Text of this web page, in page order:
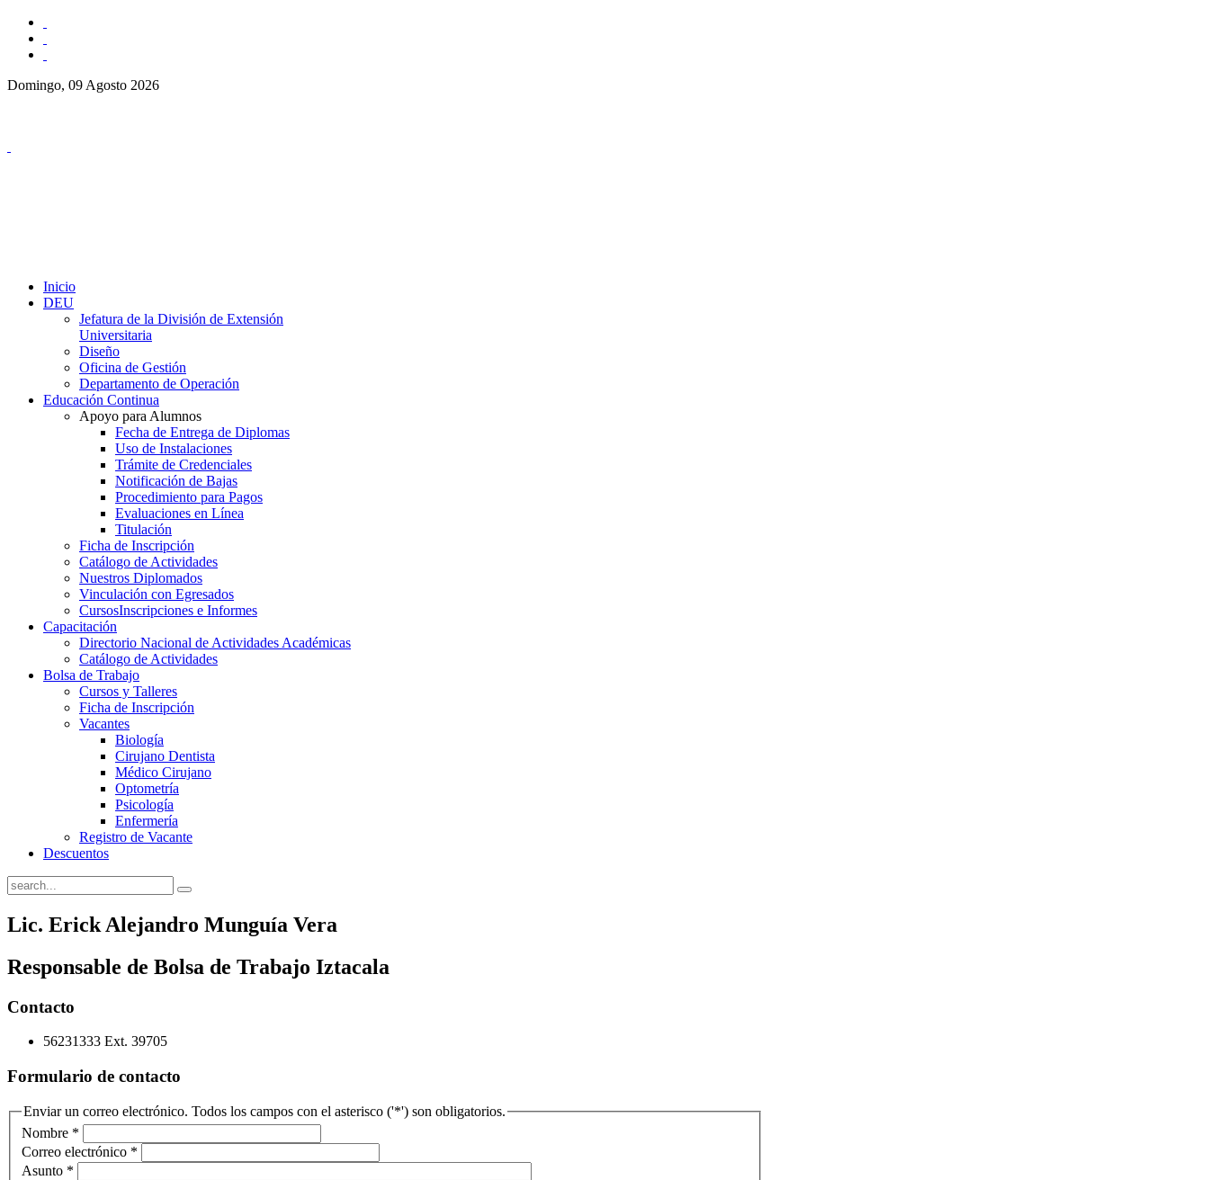
Domingo, 09 Agosto 2026
Inicio
DEU
Jefatura de la División de Extensión
Universitaria
Diseño
Oficina de Gestión
Departamento de Operación
Educación Continua
Apoyo para Alumnos
Fecha de Entrega de Diplomas
Uso de Instalaciones
Trámite de Credenciales
Notificación de Bajas
Procedimiento para Pagos
Evaluaciones en Línea
Titulación
Ficha de Inscripción
Catálogo de Actividades
Nuestros Diplomados
Vinculación con Egresados
CursosInscripciones e Informes
Capacitación
Directorio Nacional de Actividades Académicas
Catálogo de Actividades
Bolsa de Trabajo
Cursos y Talleres
Ficha de Inscripción
Vacantes
Biología
Cirujano Dentista
Médico Cirujano
Optometría
Psicología
Enfermería
Registro de Vacante
Descuentos
Lic. Erick Alejandro Munguía Vera
Responsable de Bolsa de Trabajo Iztacala
Contacto
56231333 Ext. 39705
Formulario de contacto
Enviar un correo electrónico. Todos los campos con el asterisco ('*') son obligatorios.
Nombre *
Correo electrónico *
Asunto *